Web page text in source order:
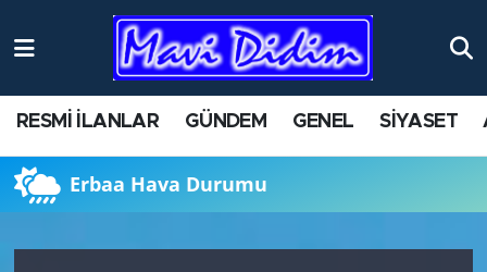
RESMİ İLANLAR GÜNDEM GENEL SİYASET
Erbaa Hava Durumu
ANTİK YERLER
AYDIN
BİLİM VE TEKNOLOJİ
Nöbetçi Eczaneler
Namaz Vakitleri
Trafik Durumu